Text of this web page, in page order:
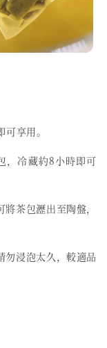
享用。
冷藏約8小時即可
茶包瀝出至陶盤，
勿浸泡太久，較適品